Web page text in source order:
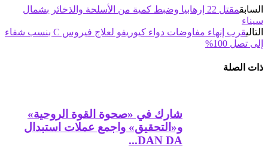
السابق
مقتل 22 إرهابيا وضبط كمية من الأسلحة والذخائر بشمال
سيناء
التالي
قرب إنهاء مفاوضات دواء كيوريفو لعلاج فيروس C بنسب شفاء
إلى تصل 100%
ذات الصلة
شارك في «صحوة القوة الروحية»
و«التحقيق» واجمع عملات استبدال
DAN DA...